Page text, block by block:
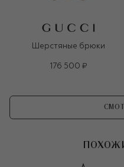
Шерстяные брюки
176 500 ₽